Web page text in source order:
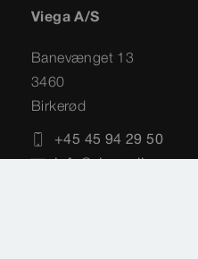
Viega A/S
Banevænget 13
3460
Birkerød
+45 45 94 29 50
info@viega.dk